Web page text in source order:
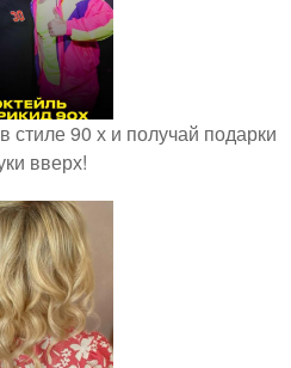
стиле 90 х и получай подарки
вверх!